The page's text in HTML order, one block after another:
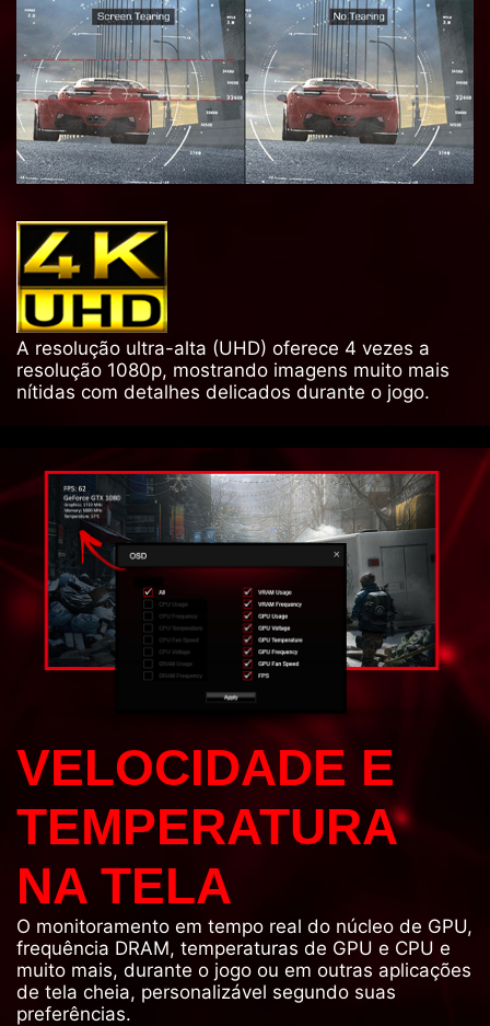
A resolução ultra-alta (UHD) oferece 4 vezes a
resolução 1080p, mostrando imagens muito mais
nítidas com detalhes delicados durante o jogo.
VELOCIDADE E
TEMPERATURA
NA TELA
O monitoramento em tempo real do núcleo de GPU,
frequência DRAM, temperaturas de GPU e CPU e
muito mais, durante o jogo ou em outras aplicações
de tela cheia, personalizável segundo suas
preferências.